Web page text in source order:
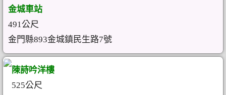
金城車站
491公尺
金門縣893金城鎮民生路7號
陳詩吟洋樓
525公尺